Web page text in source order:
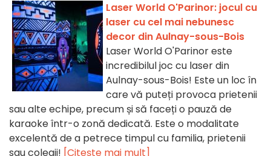
Laser World O'Parinor: jocul cu
laser cu cel mai nebunesc
decor din Aulnay-sous-Bois
Laser World O'Parinor este
incredibilul joc cu laser din
Aulnay-sous-Bois! Este un loc în
care vă puteți provoca prietenii
sau alte echipe, precum și să faceți o pauză de
karaoke într-o zonă dedicată. Este o modalitate
excelentă de a petrece timpul cu familia, prietenii
sau colegii! [Citeşte mai mult]